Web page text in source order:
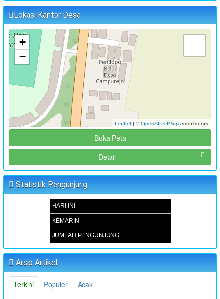
Lokasi Kantor Desa
+
−
Leaflet | ©OpenStreetMapcontributors
Buka Peta
Detail
Statistik Pengunjung
HARI INI
KEMARIN
JUMLAH PENGUNJUNG
Arsip Artikel
Terkini Populer Acak